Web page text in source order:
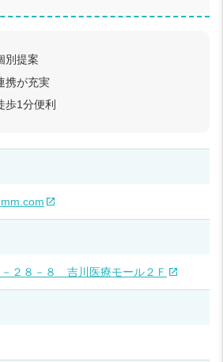
別提案
携が充実
歩1分便利
２８－８ 吉川医療モール２Ｆ